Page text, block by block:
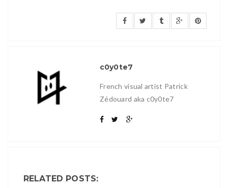
c0y0te7
French visual artist Patrick
Zédouard aka c0y0te7
RELATED POSTS: